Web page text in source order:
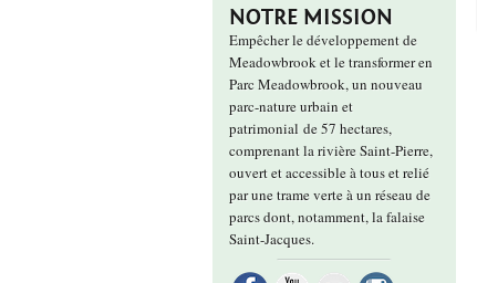
NOTRE MISSION
Empêcher le développement de
Meadowbrook et le transformer en
Parc Meadowbrook, un nouveau
parc-nature urbain et
patrimonial de 57 hectares,
comprenant la rivière Saint-Pierre,
ouvert et accessible à tous et relié
par une trame verte à un réseau de
parcs dont, notamment, la falaise
Saint-Jacques.